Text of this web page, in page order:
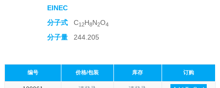
EINEC
分子式
C12H8N2O4
分子量 244.205
编号 价格/包装 库存 订购